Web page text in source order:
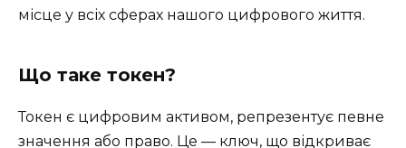
місце у всіх сферах нашого цифрового життя.
Що таке токен?
Токен є цифровим активом, репрезентує певне
значення або право. Це — ключ, що відкриває